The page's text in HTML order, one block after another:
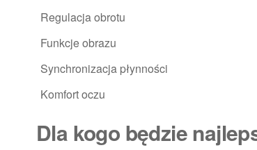
Regulacja obrotu
Funkcje obrazu
Synchronizacja płynności
Komfort oczu
Dla kogo będzie